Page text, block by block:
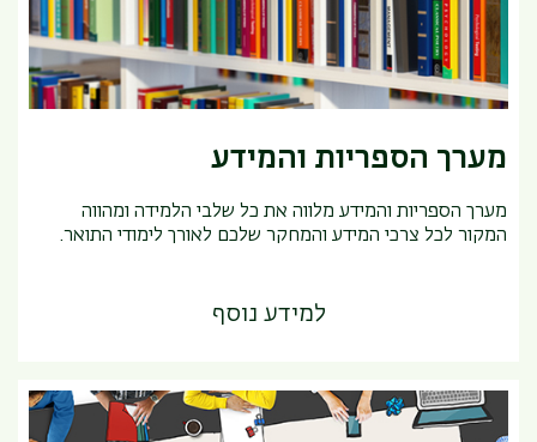
מערך הספריות והמידע
מערך הספריות והמידע מלווה את כל שלבי הלמידה ומהווה
המקור לכל צרכי המידע והמחקר שלכם לאורך לימודי התואר.
למידע נוסף